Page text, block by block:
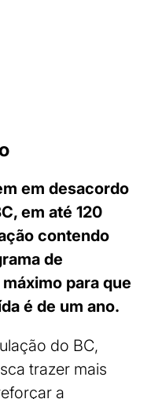
em desacordo
em até 120
contendo
de
para que
é de um ano.
do BC,
trazer mais
a